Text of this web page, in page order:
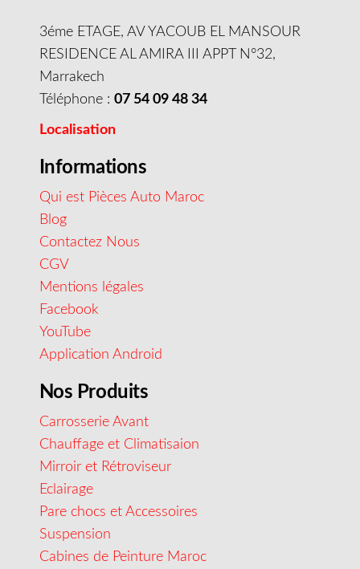
3éme ETAGE, AV YACOUB EL MANSOUR
RESIDENCE AL AMIRA III APPT N°32,
Marrakech
Téléphone : 07 54 09 48 34
Localisation
Informations
Qui est Pièces Auto Maroc
Blog
Contactez Nous
CGV
Mentions légales
Facebook
YouTube
Application Android
Nos Produits
Carrosserie Avant
Chauffage et Climatisaion
Mirroir et Rétroviseur
Eclairage
Pare chocs et Accessoires
Suspension
Cabines de Peinture Maroc